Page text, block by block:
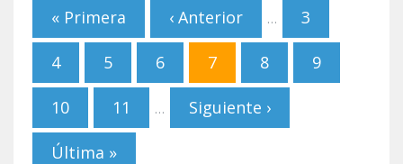
« Primera ‹ Anterior … 3
4 5 6 7 8 9
10 11 … Siguiente ›
Última »